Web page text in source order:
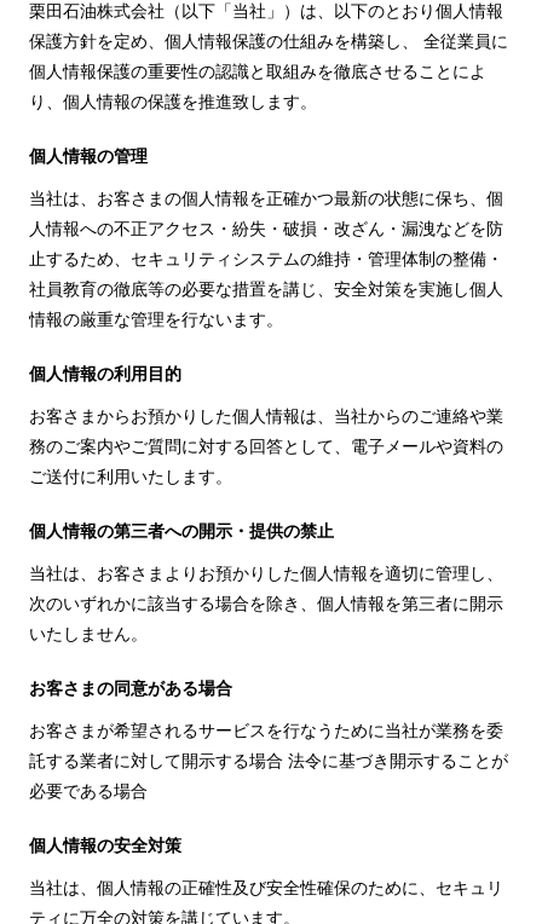
栗田石油株式会社（以下「当社」）は、以下のとおり個人情報
保護方針を定め、個人情報保護の仕組みを構築し、 全従業員に
個人情報保護の重要性の認識と取組みを徹底させることによ
り、個人情報の保護を推進致します。
個人情報の管理
当社は、お客さまの個人情報を正確かつ最新の状態に保ち、個
人情報への不正アクセス・紛失・破損・改ざん・漏洩などを防
止するため、セキュリティシステムの維持・管理体制の整備・
社員教育の徹底等の必要な措置を講じ、安全対策を実施し個人
情報の厳重な管理を行ないます。
個人情報の利用目的
お客さまからお預かりした個人情報は、当社からのご連絡や業
務のご案内やご質問に対する回答として、電子メールや資料の
ご送付に利用いたします。
個人情報の第三者への開示・提供の禁止
当社は、お客さまよりお預かりした個人情報を適切に管理し、
次のいずれかに該当する場合を除き、個人情報を第三者に開示
いたしません。
お客さまの同意がある場合
お客さまが希望されるサービスを行なうために当社が業務を委
託する業者に対して開示する場合 法令に基づき開示することが
必要である場合
個人情報の安全対策
当社は、個人情報の正確性及び安全性確保のために、セキュリ
ティに万全の対策を講じています。